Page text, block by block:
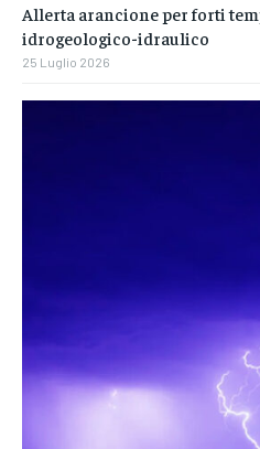
Allerta arancione per forti
idrogeologico-idraulico
25 Luglio 2026